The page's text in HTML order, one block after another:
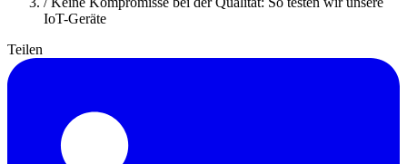
IoT-Geräte
Teilen